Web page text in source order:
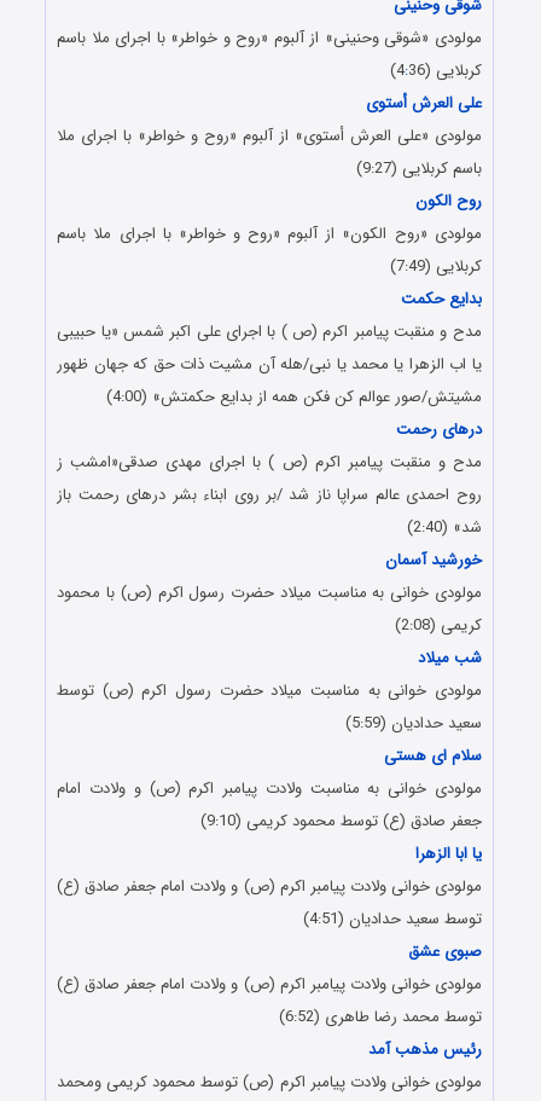
شوقی وحنینی
مولودی «شوقی وحنینی» از آلبوم «روح و خواطر» با اجرای ملا باسم
کربلایی (4
:36)
على العرش أستوى
مولودی «على العرش أستوى» از آلبوم «روح و خواطر» با اجرای ملا
باسم کربلایی (9:27)
روح الکون
مولودی «روح الکون» از آلبوم «روح و خواطر» با اجرای ملا باسم
کربلایی (7:49)
بدایع حکمت
مدح و منقبت پیامبر اکرم (ص ) با اجرای علی اکبر شمس «یا حبیبی
یا اب الزهرا یا محمد یا نبی/هله آن مشیت ذات حق که جهان ظهور
مشیتش/صور عوالم کن فکن همه از بدایع حکمتش» (4:00)
درهای رحمت
مدح و منقبت پیامبر اکرم (ص ) با اجرای مهدی صدقی«امشب ز
روح احمدی عالم سراپا ناز شد /بر روی ابناء بشر درهای رحمت باز
شد» (2:40)
خورشید آسمان
مولودی خوانی به مناسبت میلاد حضرت رسول اکرم (ص) با محمود
کریمی (2:08)
شب میلاد
مولودی خوانی به مناسبت میلاد حضرت رسول اکرم (ص) توسط
سعید حدادیان (5:59)
سلام ای هستی
مولودی خوانی به مناسبت ولادت پیامبر اکرم (ص) و ولادت امام
جعفر صادق (ع) توسط محمود کریمی (9:10)
یا ابا الزهرا
مولودی خوانی ولادت پیامبر اکرم (ص) و ولادت امام جعفر صادق (ع)
توسط سعید حدادیان (4:51)
صبوی عشق
مولودی خوانی ولادت پیامبر اکرم (ص) و ولادت امام جعفر صادق (ع)
توسط محمد رضا طاهری (6:52)
رئیس مذهب آمد
مولودی خوانی ولادت پیامبر اکرم (ص) توسط محمود کریمی ومحمد